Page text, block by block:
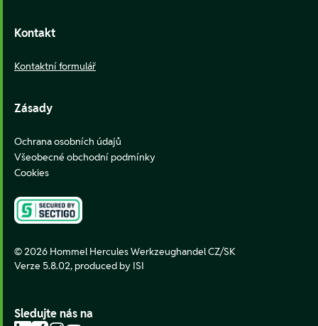
Kontakt
Kontaktní formulář
Zásady
Ochrana osobních údajů
Všeobecné obchodní podmínky
Cookies
© 2026 Hommel Hercules Werkzeughandel CZ/SK
Verze 5.8.02, produced by ISI
Sledujte nás na